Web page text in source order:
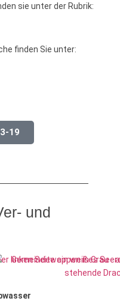
sie unter der Rubrik:
finden Sie unter:
19
und